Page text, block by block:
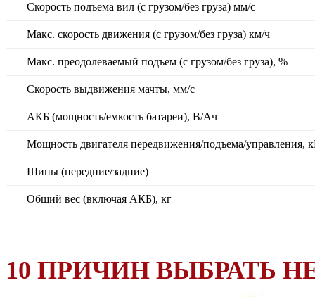
Скорость подъема вил (с грузом/без груза) мм/с
Макс. скорость движения (с грузом/без груза) км/ч
Макс. преодолеваемый подъем (с грузом/без груза), %
Скорость выдвижения мачты, мм/с
АКБ (мощность/емкость батареи), В/Ач
Мощность двигателя передвижения/подъема/управления,
Шины (передние/задние)
Общий вес (включая АКБ), кг
10 ПРИЧИН ВЫБРАТЬ